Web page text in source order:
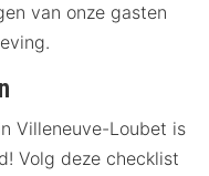
van onze gasten
Villeneuve-Loubet is
Volg deze checklist